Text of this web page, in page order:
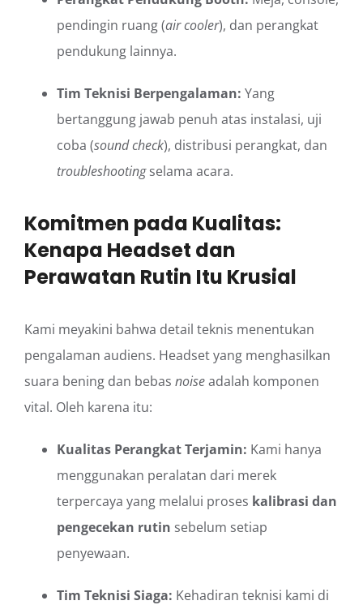
pendingin ruang (air cooler), dan perangkat
pendukung lainnya.
Tim Teknisi Berpengalaman: Yang
bertanggung jawab penuh atas instalasi, uji
coba (sound check), distribusi perangkat, dan
troubleshootingselama acara.
Komitmen pada Kualitas:
Kenapa Headset dan
Perawatan Rutin Itu Krusial
Kami meyakini bahwa detail teknis menentukan
pengalaman audiens. Headset yang menghasilkan
suara bening dan bebas noiseadalah komponen
vital. Oleh karena itu:
Kualitas Perangkat Terjamin: Kami hanya
menggunakan peralatan dari merek
terpercaya yang melalui proses kalibrasi dan
pengecekan rutin sebelum setiap
penyewaan.
Tim Teknisi Siaga: Kehadiran teknisi kami di